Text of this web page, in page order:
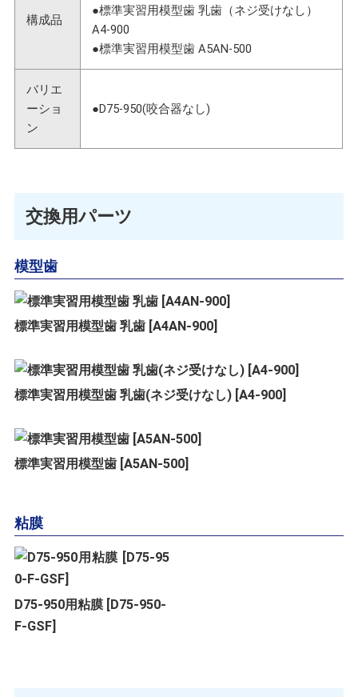
構成品
●標準実習用模型歯 乳歯（ネジ受けなし）
A4-900
●標準実習用模型歯 A5AN-500
バリエ
ーショ
ン
●D75-950(咬合器なし)
交換用パーツ
模型歯
標準実習用模型歯 乳歯 [A4AN-900]
標準実習用模型歯 乳歯(ネジ受けなし) [A4-900]
標準実習用模型歯 [A5AN-500]
粘膜
D75-950用粘膜 [D75-950-
F-GSF]